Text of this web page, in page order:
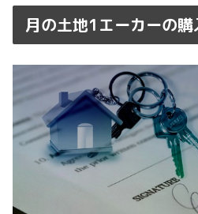
月の土地1エーカーの購